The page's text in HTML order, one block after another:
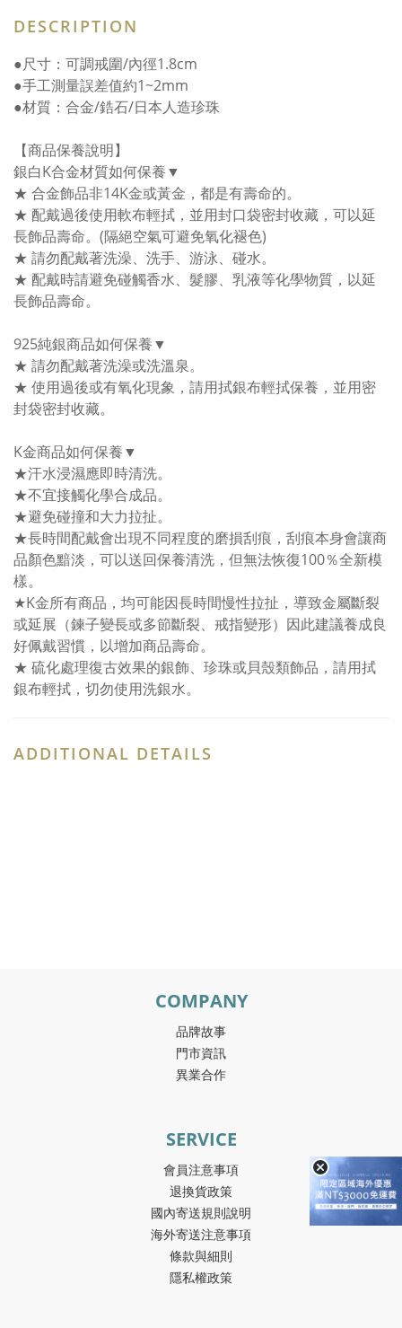
DESCRIPTION
●尺寸：可調戒圍/內徑1.8cm
●手工測量誤差值約1~2mm
●材質：合金/鋯石/日本人造珍珠
【商品保養說明】
銀白K合金材質如何保養▼
★ 合金飾品非14K金或黃金，都是有壽命的。
★ 配戴過後使用軟布輕拭，並用封口袋密封收藏，可以延
長飾品壽命。(隔絕空氣可避免氧化褪色)
★ 請勿配戴著洗澡、洗手、游泳、碰水。
★ 配戴時請避免碰觸香水、髮膠、乳液等化學物質，以延
長飾品壽命。
925純銀商品如何保養▼
★ 請勿配戴著洗澡或洗溫泉。
★ 使用過後或有氧化現象，請用拭銀布輕拭保養，並用密
封袋密封收藏。
K金商品如何保養▼
★汗水浸濕應即時清洗。
★不宜接觸化學合成品。
★避免碰撞和大力拉扯。
★長時間配戴會出現不同程度的磨損刮痕，刮痕本身會讓商
品顏色黯淡，可以送回保養清洗，但無法恢復100％全新模
樣。
★K金所有商品，均可能因長時間慢性拉扯，導致金屬斷裂
或延展（鍊子變長或多節斷裂、戒指變形）因此建議養成良
好佩戴習慣，以增加商品壽命。
★ 硫化處理復古效果的銀飾、珍珠或貝殼類飾品，請用拭
銀布輕拭，切勿使用洗銀水。
ADDITIONAL DETAILS
COMPANY
品牌故事
門市資訊
異業合作
SERVICE
會員注意事項
退換貨政策
國內寄送規則說明
海外寄送注意事項
條款與細則
隱私權政策